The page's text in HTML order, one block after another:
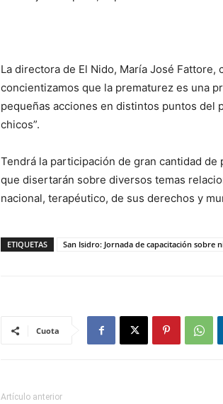
La directora de El Nido, María José
concientizamos que la prematurez es una
pequeñas acciones en distintos puntos del
chicos”.
Tendrá la participación de gran cantidad
que disertarán sobre diversos temas
nacional, terapéutico, de sus derechos y
ETIQUETAS San Isidro: Jornada de capacitación sobre
Cuota
Artículo anterior